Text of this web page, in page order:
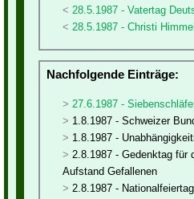
28.5.1987 - Vatertag
28.5.1987 - Christi
Nachfolgende Einträge:
27.6.1987 -
1.8.1987 - Schweizer
1.8.1987 -
2.8.1987 - Gedenktag für
Aufstand Gefallenen
2.8.1987 -